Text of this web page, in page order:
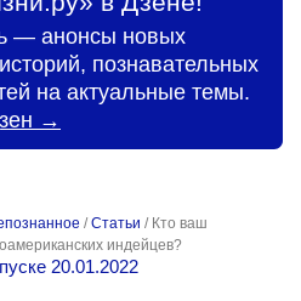
— анонсы новых
познавательных
на актуальные темы.
→
/Статьи / Кто ваш
индейцев?
20.01.2022